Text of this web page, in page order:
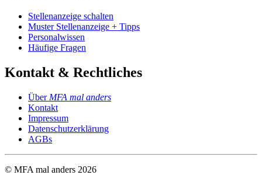
Stellenanzeige schalten
Muster Stellenanzeige + Tipps
Personalwissen
Häufige Fragen
Kontakt & Rechtliches
Über MFA mal anders
Kontakt
Impressum
Datenschutzerklärung
AGBs
© MFA mal anders 2026